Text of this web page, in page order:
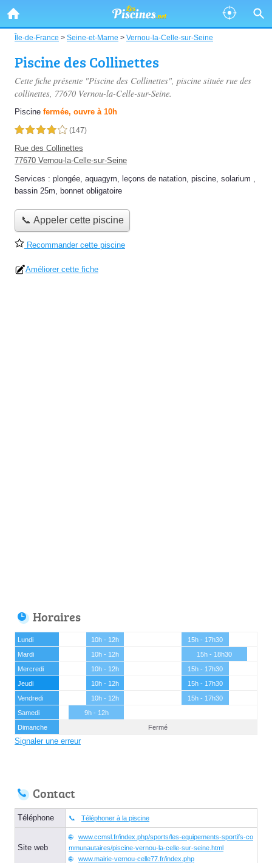
Île-de-France > Seine-et-Marne > Vernou-la-Celle-sur-Seine
Piscine des Collinettes
Cette fiche présente "Piscine des Collinettes", piscine située rue des
collinettes, 77670 Vernou-la-Celle-sur-Seine.
Piscine fermée, ouvre à 10h
4,0 étoiles sur 5 (147)
Rue des Collinettes
77670 Vernou-la-Celle-sur-Seine
Services : plongée, aquagym, leçons de natation, piscine, solarium ,
bassin 25m, bonnet obligatoire
📞 Appeler cette piscine
Recommander cette piscine
Améliorer cette fiche
Horaires
Lundi 10h - 12h
15h - 17h30
Mardi
10h - 12h
15h - 18h30
Mercredi
10h - 12h
15h - 17h30
Jeudi
10h - 12h
15h - 17h30
Vendredi
10h - 12h
15h - 17h30
Samedi
9h - 12h
Dimanche
Fermé
Signaler une erreur
Contact
Téléphone Téléphoner à la piscine
Site web
www.ccmsl.fr/index.php/sports/les-equipements-sportifs-co
mmunautaires/piscine-vernou-la-celle-sur-seine.html
www.mairie-vernou-celle77.fr/index.php